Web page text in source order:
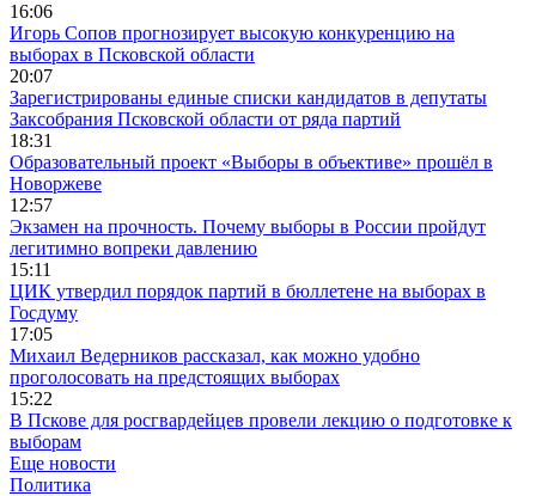
16:06
Игорь Сопов прогнозирует высокую конкуренцию на
выборах в Псковской области
20:07
Зарегистрированы единые списки кандидатов в депутаты
Заксобрания Псковской области от ряда партий
18:31
Образовательный проект «Выборы в объективе» прошёл в
Новоржеве
12:57
Экзамен на прочность. Почему выборы в России пройдут
легитимно вопреки давлению
15:11
ЦИК утвердил порядок партий в бюллетене на выборах в
Госдуму
17:05
Михаил Ведерников рассказал, как можно удобно
проголосовать на предстоящих выборах
15:22
В Пскове для росгвардейцев провели лекцию о подготовке к
выборам
Еще новости
Политика